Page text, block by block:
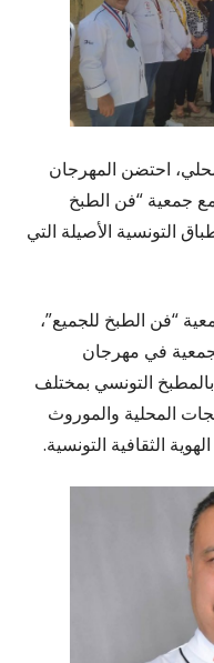
احتضن المهرجان
مع جمعية “فن الطبخ
التونسية الأصيلة التي
“فن الطبخ للجميع”،
في مهرجان
التونسي بمختلف
المحلية والموروث
الثقافية التونسية.